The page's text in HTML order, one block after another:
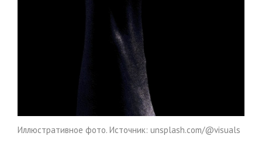
Иллюстративное фото. Источник: unsplash.com/@visuals